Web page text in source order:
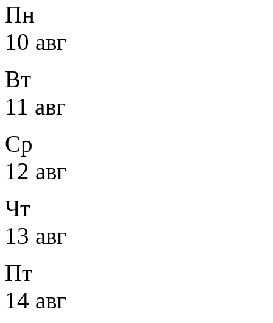
Пн
10 авг
Вт
11 авг
Ср
12 авг
Чт
13 авг
Пт
14 авг